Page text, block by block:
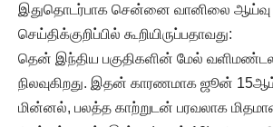
இதுதொடர்பாக சென்னை வானிலை ஆய்வு
செய்திக்குறிப்பில் கூறியிருப்பதாவது:
தென் இந்திய பகுதிகளின் மேல் வளிமண்டல
நிலவுகிறது. இதன் காரணமாக ஜூன்
மின்னல், பலத்த காற்றுடன் பரவலாக